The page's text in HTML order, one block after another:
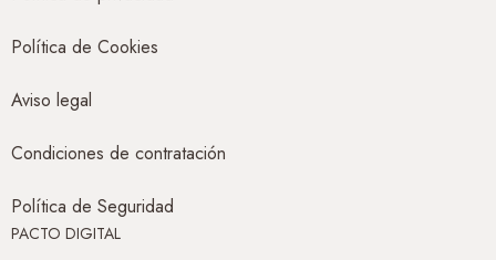
Política de Cookies
Aviso legal
Condiciones de contratación
Política de Seguridad
PACTO DIGITAL